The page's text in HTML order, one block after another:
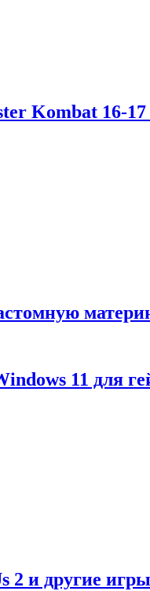
Kombat 16-17
11 для
2 и другие